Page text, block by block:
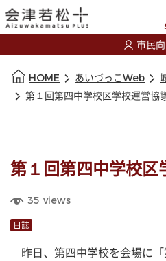
市民
HOME あいづっこWeb
第１回第四中学校区学校運営協
第１回第四中学校区
35 views
日誌
昨日、第四中学校を会場に